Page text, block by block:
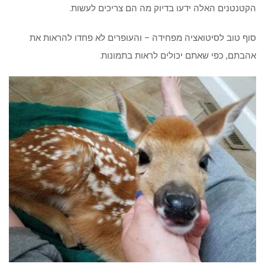
הקטנטנים האלה ידעו בדיוק מה הם צריכים לעשות.
סוף טוב לסיטואציה מפחידה – והעופרים לא פחדו להראות את
אהבתם, כפי שאתם יכולים לראות בתמונות.